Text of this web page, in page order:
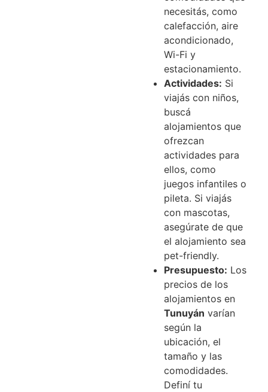
necesitás, como
calefacción, aire
acondicionado,
Wi-Fi y
estacionamiento.
Actividades: Si
viajás con niños,
buscá
alojamientos que
ofrezcan
actividades para
ellos, como
juegos infantiles o
pileta. Si viajás
con mascotas,
asegúrate de que
el alojamiento sea
pet-friendly.
Presupuesto: Los
precios de los
alojamientos en
Tunuyán varían
según la
ubicación, el
tamaño y las
comodidades.
Definí tu